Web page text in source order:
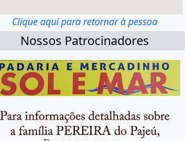
Clique aqui para retornar à pessoa
Nossos Patrocinadores